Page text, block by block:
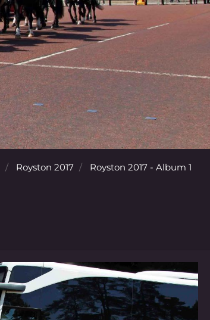
Royston 2017
Royston 2017 - Album 1